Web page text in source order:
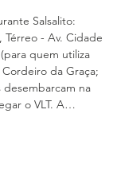
Salsalito:
Térreo - Av. Cidade
quem utiliza
da Graça;
na
o VLT. A…